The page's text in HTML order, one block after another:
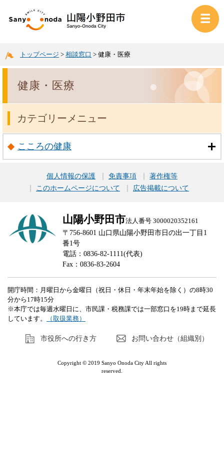
トップページ > 相談窓口 > 健康・医療
健康・医療
カテゴリーメニュー
こころの健康
個人情報の保護 免責事項
著作権等
このホームページについて
広告掲載について
山陽小野田市法人番号 3000020352161
〒756-8601 山口県山陽小野田市日の出一丁目1
番1号
電話：0836-82-1111(代表)
Fax：0836-83-2604
開庁時間：月曜日から金曜日（祝日・休日・年末年始を除く）の8時30
分から17時15分
※本庁では毎週水曜日に、市民課・税務課では一部窓口を19時まで延長
しています。
（取扱業務）
市役所への行き方 お問い合わせ（組織別）
Copyright © 2019 Sanyo Onoda City All rights
reserved.